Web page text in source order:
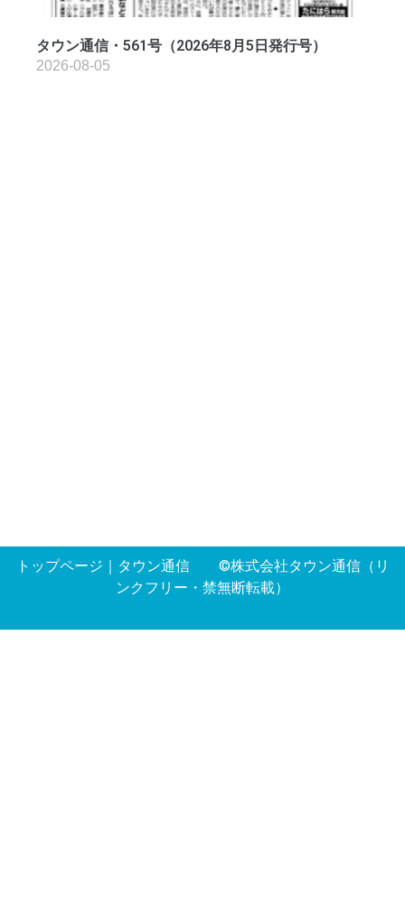
タウン通信・561号（2026年8月5日発行号）
2026-08-05
トップページ タウン通信©株式会社タウン通信（リ
ンクフリー・禁無断転載）